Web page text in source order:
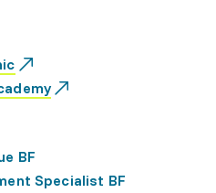
BF
Specialist BF